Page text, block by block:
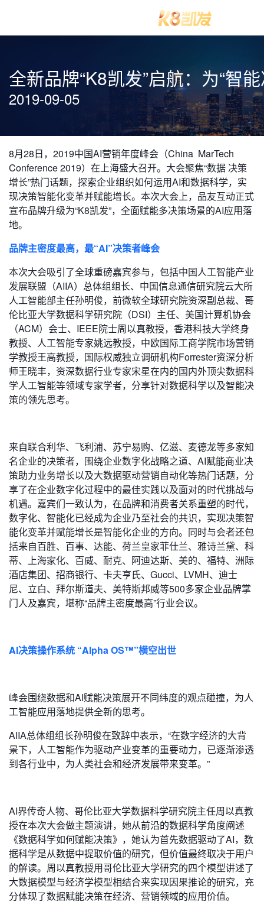
全新品牌“K8凯发”启航：为“智
2019-09-05
8月28日，2019中国AI营销年度峰会（China MarTech
Conference 2019）在上海盛大召开。大会聚焦“数据 决策
增长”热门话题，探索企业组织如何运用AI和数据科学，实
现决策智能化变革并赋能增长。本次大会上，品友互动正式
宣布品牌升级为“K8凯发”，全面赋能多决策场景的AI应用落
地。
品牌主密度最高，最“AI”决策者峰会
本次大会吸引了全球重磅嘉宾参与，包括中国人工智能产业
发展联盟（AIIA）总体组组长、中国信息通信研究院云大所
人工智能部主任孙明俊，前微软全球研究院资深副总裁、哥
伦比亚大学数据科学研究院（DSI）主任、美国计算机协会
（ACM）会士、IEEE院士周以真教授，香港科技大学终身
教授、人工智能专家姚远教授，中欧国际工商学院市场营销
学教授王高教授，国际权威独立调研机构Forrester资深分析
师王晓丰，资深数据行业专家宋星在内的国内外顶尖数据科
学人工智能等领域专家学者，分享针对数据科学以及智能决
策的领先思考。
来自联合利华、飞利浦、苏宁易购、亿滋、麦德龙等多家知
名企业的决策者，围绕企业数字化战略之道、AI赋能商业决
策助力业务增长以及大数据驱动营销自动化等热门话题，分
享了在企业数字化过程中的最佳实践以及面对的时代挑战与
机遇。嘉宾们一致认为，在品牌和消费者关系重塑的时代，
数字化、智能化已经成为企业乃至社会的共识，实现决策智
能化变革并赋能增长是智能化企业的方向。同时与会者还包
括来自百胜、百事、达能、荷兰皇家菲仕兰、雅诗兰黛、科
蒂、上海家化、百威、耐克、阿迪达斯、美的、福特、洲际
酒店集团、招商银行、卡夫亨氏、Gucci、LVMH、迪士
尼、立白、拜尔斯道夫、美特斯邦威等500多家企业品牌掌
门人及嘉宾，堪称“品牌主密度最高”行业会议。
AI决策操作系统 “Alpha OS™”横空出世
峰会围绕数据和AI赋能决策展开不同纬度的观点碰撞，为人
工智能应用落地提供全新的思考。
AIIA总体组组长孙明俊在致辞中表示，“在数字经济的大背
景下，人工智能作为驱动产业变革的重要动力，已逐渐渗透
到各行业中，为人类社会和经济发展带来变革。”
AI界传奇人物、哥伦比亚大学数据科学研究院主任周以真教
授在本次大会做主题演讲，她从前沿的数据科学角度阐述
《数据科学如何赋能决策》，她认为首先数据驱动了AI，数
据科学是从数据中提取价值的研究，但价值最终取决于用户
的解读。周以真教授用哥伦比亚大学研究的四个模型讲述了
大数据模型与经济学模型相结合来实现因果推论的研究，充
分体现了数据赋能决策在经济、营销领域的应用价值。